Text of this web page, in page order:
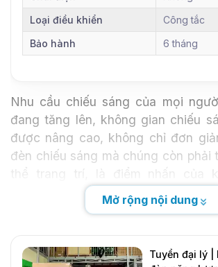
Loại điều khiển
Công tắc
Bảo hành
6 tháng
Nhu cầu chiếu sáng của mọi
đang tăng lên, không gian chiếu
được nâng cao, không chỉ đơn
đèn chiếu sáng mà chúng còn phải
vườn,... của chúng ta. Hôm nay,
thiệu đến bạn đọc một chiếc đèn
linh hoạt lắp đặt, sử dụng năng
lại còn rẻ, phù hợp với mọi
Mở rộng nội dung
Tuyển đại lý |